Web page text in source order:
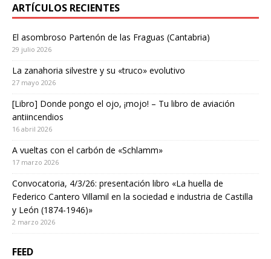
ARTÍCULOS RECIENTES
El asombroso Partenón de las Fraguas (Cantabria)
29 julio 2026
La zanahoria silvestre y su «truco» evolutivo
27 mayo 2026
[Libro] Donde pongo el ojo, ¡mojo! – Tu libro de aviación
antiincendios
16 abril 2026
A vueltas con el carbón de «Schlamm»
17 marzo 2026
Convocatoria, 4/3/26: presentación libro «La huella de
Federico Cantero Villamil en la sociedad e industria de Castilla
y León (1874-1946)»
2 marzo 2026
FEED